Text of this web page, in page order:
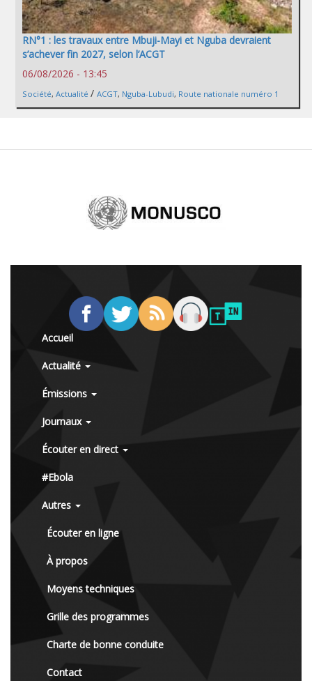
RN°1 : les travaux entre Mbuji-Mayi et Nguba devraient
s’achever fin 2027, selon l’ACGT
06/08/2026 - 13:45
Société, Actualité / ACGT, Nguba-Lubudi, Route nationale numéro 1
Accueil
Actualité
Émissions
Journaux
Écouter en direct
#Ebola
Autres
Écouter en ligne
À propos
Moyens techniques
Grille des programmes
Charte de bonne conduite
Contact